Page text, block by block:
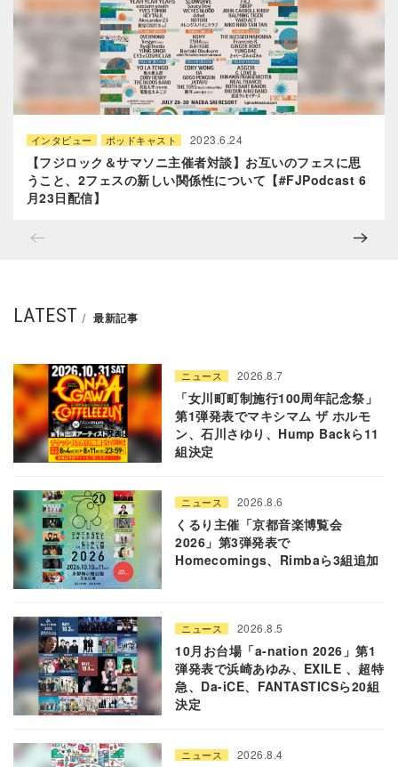
インタビュー ポッドキャスト 2023.6.24
【フジロック＆サマソニ主催者対談】お互いのフェスに思
うこと、2フェスの新しい関係性について【#FJPodcast 6
月23日配信】
LATEST 最新記事
ニュース 2026.8.7
「女川町町制施行100周年記念祭」
第1弾発表でマキシマム ザ ホルモ
ン、石川さゆり、Hump Backら11
組決定
ニュース 2026.8.6
くるり主催「京都音楽博覧会
2026」第3弾発表で
Homecomings、Rimbaら3組追加
ニュース 2026.8.5
10月お台場「a-nation 2026」第1
弾発表で浜崎あゆみ、EXILE 、超特
急、Da-iCE、FANTASTICSら20組
決定
ニュース 2026.8.4